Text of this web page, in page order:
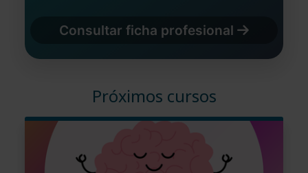
Consultar ficha profesional
Próximos cursos